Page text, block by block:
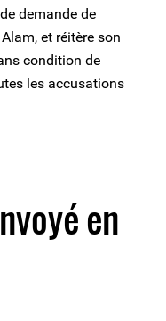
demande de
et réitère son
condition de
les accusations
en